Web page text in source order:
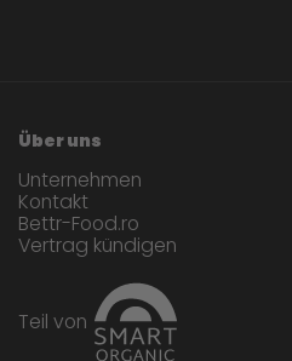
Über uns
Unternehmen
Kontakt
Bettr-Food.ro
Vertrag kündigen
Teil von